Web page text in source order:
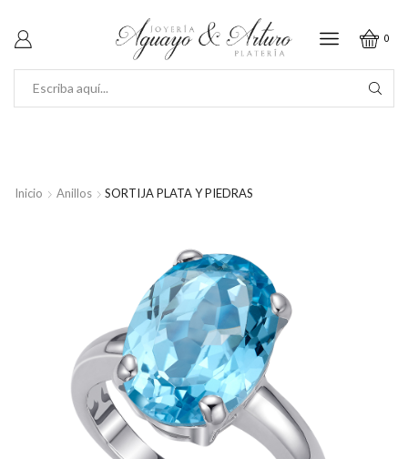
0
Inicio Anillos SORTIJA PLATA Y PIEDRAS